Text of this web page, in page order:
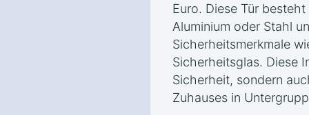
Euro. Diese Tür
Aluminium oder Stahl
Sicherheitsmerkmale
Sicherheitsglas. Diese
Sicherheit, sondern
Zuhauses in